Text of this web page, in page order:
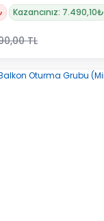
Kazancınız: 7.490,10₺
TL